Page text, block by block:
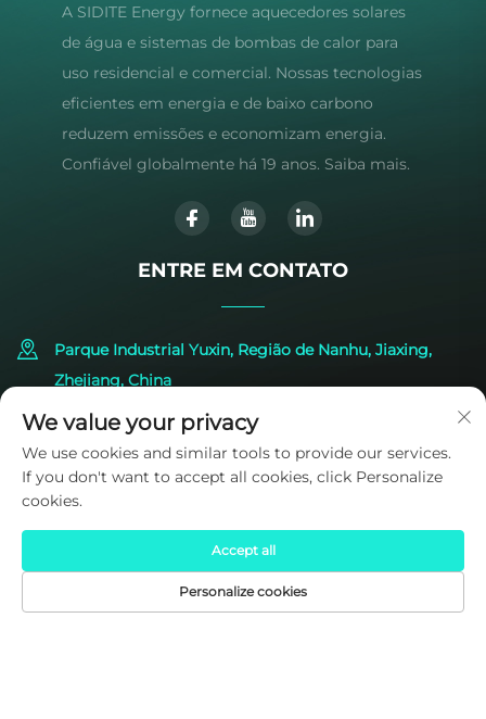
A SIDITE Energy fornece aquecedores solares
de água e sistemas de bombas de calor para
uso residencial e comercial. Nossas tecnologias
eficientes em energia e de baixo carbono
reduzem emissões e economizam energia.
Confiável globalmente há 19 anos. Saiba mais.
ENTRE EM CONTATO
Parque Industrial Yuxin, Região de Nanhu, Jiaxing,
Zhejiang, China
+86-573-83224422
[email protected]
We value your privacy
We use cookies and similar tools to provide our services.
If you don't want to accept all cookies, click Personalize
cookies.
Personalize cookies
Accept all